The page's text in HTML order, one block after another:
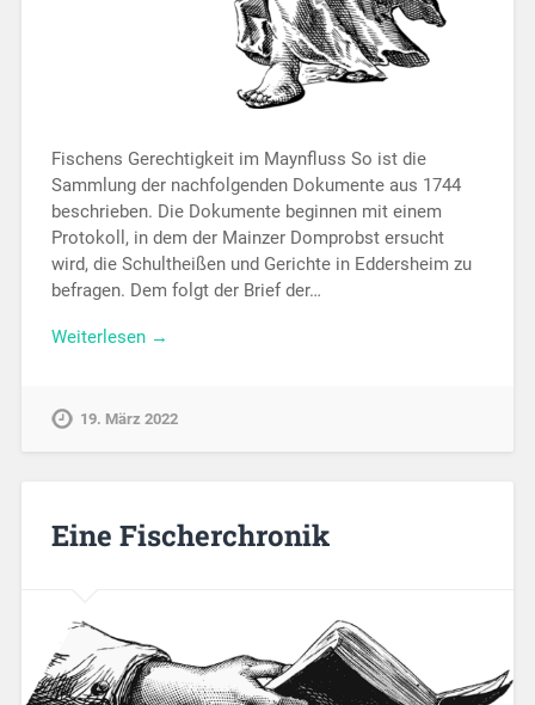
Fischens Gerechtigkeit im Maynfluss So ist die
Sammlung der nachfolgenden Dokumente aus 1744
beschrieben. Die Dokumente beginnen mit einem
Protokoll, in dem der Mainzer Domprobst ersucht
wird, die Schultheißen und Gerichte in Eddersheim zu
befragen. Dem folgt der Brief der…
Weiterlesen →
19. März 2022
Eine Fischerchronik